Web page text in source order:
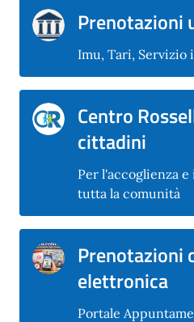
Imu, Tari, Servizio
Centro
cittadini
Per l'accoglienza
tutta la comunità
Prenotazioni
elettronica
Portale